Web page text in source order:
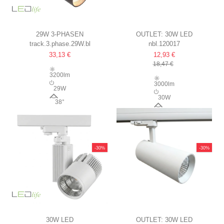
29W 3-PHASEN
SCHIENENSTRAHLER RA98
110LM/W, 38 GRAD, SCHWARZ
track.3.phase.29W.bl
33,13 €
3200lm
29W
38°
OUTLET: 30W LED
SCHIENENSPOT
3-PHASEN, SCHWARZ,
3000LM, 4000K, RA90
nbl.120017
12,93 €
18,47 €
3000lm
30W
60°
-30%
30W LED
-30%
OUTLET: 30W LED